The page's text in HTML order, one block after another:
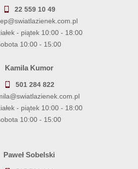
22 559 10 49
- piątek 10:00 - 18:00
10:00 - 15:00
Kamila Kumor
501 284 822
- piątek 10:00 - 18:00
10:00 - 15:00
Paweł Sobelski